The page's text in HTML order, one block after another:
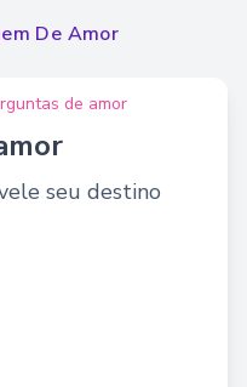
De Amor
de amor
seu destino